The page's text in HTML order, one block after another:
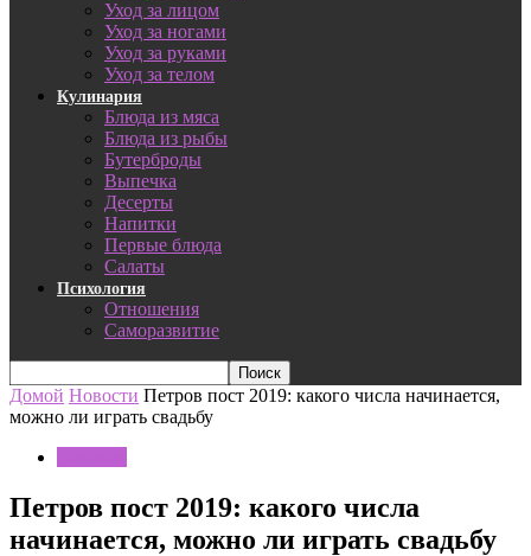
Уход за лицом
Уход за ногами
Уход за руками
Уход за телом
Кулинария
Блюда из мяса
Блюда из рыбы
Бутерброды
Выпечка
Десерты
Напитки
Первые блюда
Салаты
Психология
Отношения
Саморазвитие
Домой Новости Петров пост 2019: какого числа начинается,
можно ли играть свадьбу
Петров пост 2019: какого числа
начинается, можно ли играть свадьбу